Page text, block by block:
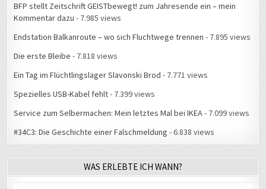
BFP stellt Zeitschrift GEISTbewegt! zum Jahresende ein – mein
Kommentar dazu - 7.985 views
Endstation Balkanroute – wo sich Fluchtwege trennen - 7.895 views
Die erste Bleibe - 7.818 views
Ein Tag im Flüchtlingslager Slavonski Brod - 7.771 views
Spezielles USB-Kabel fehlt- 7.399 views
Service zum Selbermachen: Mein letztes Mal bei IKEA- 7.099 views
#34C3: Die Geschichte einer Falschmeldung - 6.838 views
WAS ERLEBTE ICH WANN?